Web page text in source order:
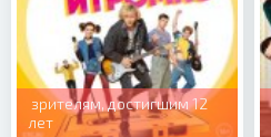
зрителям, достигшим 12
лет